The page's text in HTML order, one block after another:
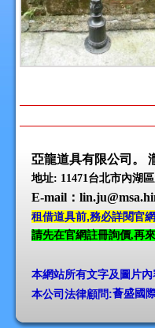
亞龍道具有限公司。
地址: 11471台北市內湖
E-mail ：
租借道具前,務必詳閱官
請先在官網註冊詢價,再
本網站所有文字及圖片
本公司法律顧問:薈盛國